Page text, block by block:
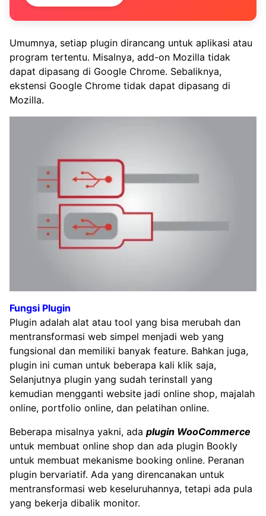
Umumnya, setiap plugin dirancang untuk aplikasi atau
program tertentu. Misalnya, add-on Mozilla tidak
dapat dipasang di Google Chrome. Sebaliknya,
ekstensi Google Chrome tidak dapat dipasang di
Mozilla.
Fungsi Plugin
Plugin adalah alat atau tool yang bisa merubah dan
mentransformasi web simpel menjadi web yang
fungsional dan memiliki banyak feature. Bahkan juga,
plugin ini cuman untuk beberapa kali klik saja,
Selanjutnya plugin yang sudah terinstall yang
kemudian mengganti website jadi online shop, majalah
online, portfolio online, dan pelatihan online.
Beberapa misalnya yakni, ada plugin WooCommerce
untuk membuat online shop dan ada plugin Bookly
untuk membuat mekanisme booking online. Peranan
plugin bervariatif. Ada yang direncanakan untuk
mentransformasi web keseluruhannya, tetapi ada pula
yang bekerja dibalik monitor.